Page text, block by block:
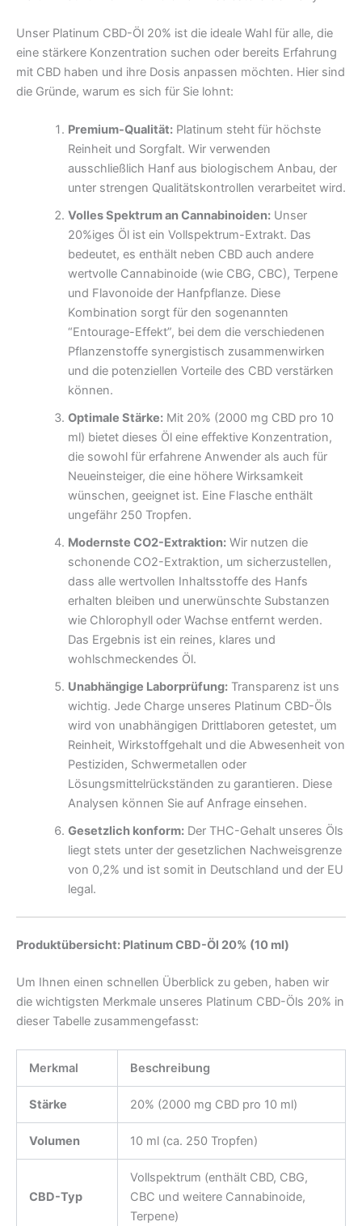
Unser Platinum CBD-Öl 20% ist die ideale Wahl für alle, die
eine stärkere Konzentration suchen oder bereits Erfahrung
mit CBD haben und ihre Dosis anpassen möchten. Hier sind
die Gründe, warum es sich für Sie lohnt:
Premium-Qualität:Platinum steht für höchste
Reinheit und Sorgfalt. Wir verwenden
ausschließlich Hanf aus biologischem Anbau, der
unter strengen Qualitätskontrollen verarbeitet wird.
Volles Spektrum an Cannabinoiden:Unser
20%iges Öl ist ein Vollspektrum-Extrakt. Das
bedeutet, es enthält neben CBD auch andere
wertvolle Cannabinoide (wie CBG, CBC), Terpene
und Flavonoide der Hanfpflanze. Diese
Kombination sorgt für den sogenannten
“Entourage-Effekt”, bei dem die verschiedenen
Pflanzenstoffe synergistisch zusammenwirken
und die potenziellen Vorteile des CBD verstärken
können.
Optimale Stärke:Mit 20% (2000 mg CBD pro 10
ml) bietet dieses Öl eine effektive Konzentration,
die sowohl für erfahrene Anwender als auch für
Neueinsteiger, die eine höhere Wirksamkeit
wünschen, geeignet ist. Eine Flasche enthält
ungefähr 250 Tropfen.
Modernste CO2-Extraktion:Wir nutzen die
schonende CO2-Extraktion, um sicherzustellen,
dass alle wertvollen Inhaltsstoffe des Hanfs
erhalten bleiben und unerwünschte Substanzen
wie Chlorophyll oder Wachse entfernt werden.
Das Ergebnis ist ein reines, klares und
wohlschmeckendes Öl.
Unabhängige Laborprüfung:Transparenz ist uns
wichtig. Jede Charge unseres Platinum CBD-Öls
wird von unabhängigen Drittlaboren getestet, um
Reinheit, Wirkstoffgehalt und die Abwesenheit von
Pestiziden, Schwermetallen oder
Lösungsmittelrückständen zu garantieren. Diese
Analysen können Sie auf Anfrage einsehen.
Gesetzlich konform:Der THC-Gehalt unseres Öls
liegt stets unter der gesetzlichen Nachweisgrenze
von 0,2% und ist somit in Deutschland und der EU
legal.
Produktübersicht: Platinum CBD-Öl 20% (10 ml)
Um Ihnen einen schnellen Überblick zu geben, haben wir
die wichtigsten Merkmale unseres Platinum CBD-Öls 20% in
dieser Tabelle zusammengefasst:
Merkmal Beschreibung
Stärke 20% (2000 mg CBD pro 10 ml)
Volumen 10 ml (ca. 250 Tropfen)
CBD-Typ
Vollspektrum (enthält CBD, CBG,
CBC und weitere Cannabinoide,
Terpene)